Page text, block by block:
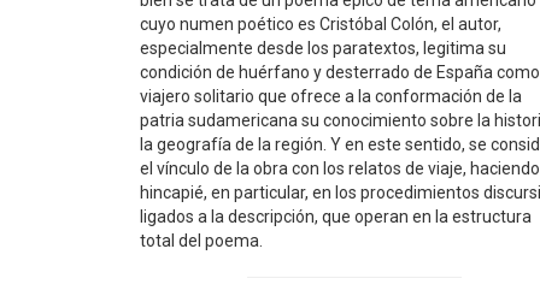
cuyo numen poético es Cristóbal Colón, el autor,
especialmente desde los paratextos, legitima su
condición de huérfano y desterrado de España como
viajero solitario que ofrece a la conformación de la
patria sudamericana su conocimiento sobre la
la geografía de la región. Y en este sentido, se
el vínculo de la obra con los relatos de viaje, haciendo
hincapié, en particular, en los procedimientos
ligados a la descripción, que operan en la estructura
total del poema.